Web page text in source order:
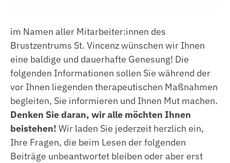
ACLS Kurse
PALS Kurse
HeartCode BLS Kurse
NIV Kurse
Innerbetriebliche Fortbildungen
Technologe für Radiologie (MTR)
Pharmazeutisch-Kaufmännischer
Fachangestellter
Medizinischer Fachangestellter
Kaufleute im Gesundheitswesen
Kaufleute für Büromanagement
Elektronikerin |Elektroniker
im Namen aller Mitarbeiter:innen des
Brustzentrums St. Vincenz wünschen wir Ihnen
eine baldige und dauerhafte Genesung! Die
folgenden Informationen sollen Sie während der
vor Ihnen liegenden therapeutischen Maßnahmen
begleiten, Sie informieren und Ihnen Mut machen.
Denken Sie daran, wir alle möchten Ihnen
beistehen! Wir laden Sie jederzeit herzlich ein,
Ihre Fragen, die beim Lesen der folgenden
Beiträge unbeantwortet bleiben oder aber erst